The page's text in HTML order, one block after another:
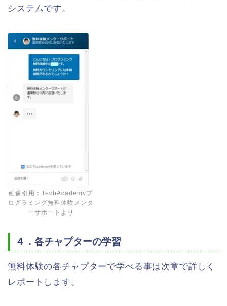
システムです。
画像引用：TechAcademyプ
ログラミング無料体験メンタ
ーサポートより
４．各チャプターの学習
無料体験の各チャプターで学べる事は次章で詳しく
レポートします。